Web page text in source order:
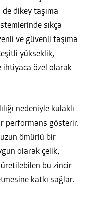
dikey taşıma
sıkça
ve güvenli taşıma
yükseklik,
ihtiyaca özel olarak
nedeniyle kulaklı
performans gösterir.
ömürlü bir
olarak çelik,
bu zincir
katkı sağlar.